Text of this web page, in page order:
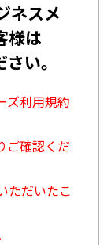
ネスメ
様は
い。
ズ利用規約
ご確認くだ
ただいたこ